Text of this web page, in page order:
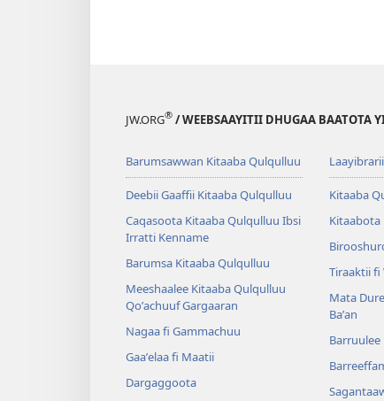
JW.ORG® / WEEBSAAYITII DHUGAA BAATOTA
Barumsawwan Kitaaba Qulqulluu
Deebii Gaaffii Kitaaba Qulqulluu
Caqasoota Kitaaba Qulqulluu Ibsi
Irratti Kenname
Barumsa Kitaaba Qulqulluu
Meeshaalee Kitaaba Qulqulluu
Qoʼachuuf Gargaaran
Nagaa fi Gammachuu
Gaaʼelaa fi Maatii
Dargaggoota
Laayibrarii
Kitaaba
Kitaabota
Tiraaktii fi
Mata
Baʼan
Barruulee